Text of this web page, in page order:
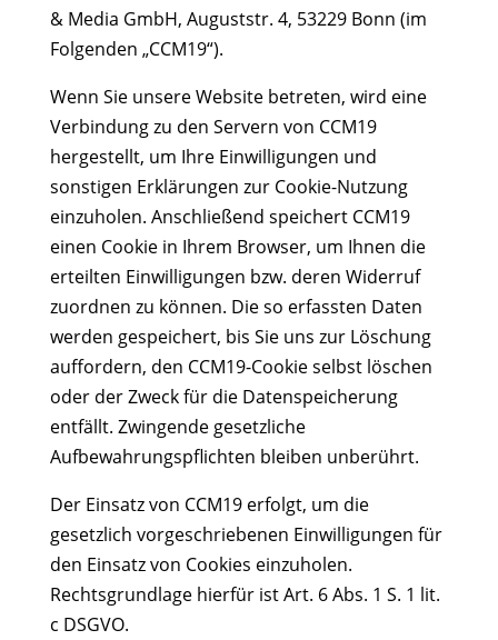
& Media GmbH, Auguststr. 4, 53229 Bonn (im
Folgenden „CCM19“).
Wenn Sie unsere Website betreten, wird eine
Verbindung zu den Servern von CCM19
hergestellt, um Ihre Einwilligungen und
sonstigen Erklärungen zur Cookie-Nutzung
einzuholen. Anschließend speichert CCM19
einen Cookie in Ihrem Browser, um Ihnen die
erteilten Einwilligungen bzw. deren Widerruf
zuordnen zu können. Die so erfassten Daten
werden gespeichert, bis Sie uns zur Löschung
auffordern, den CCM19-Cookie selbst löschen
oder der Zweck für die Datenspeicherung
entfällt. Zwingende gesetzliche
Aufbewahrungspflichten bleiben unberührt.
Der Einsatz von CCM19 erfolgt, um die
gesetzlich vorgeschriebenen Einwilligungen für
den Einsatz von Cookies einzuholen.
Rechtsgrundlage hierfür ist Art. 6 Abs. 1 S. 1 lit.
c DSGVO.